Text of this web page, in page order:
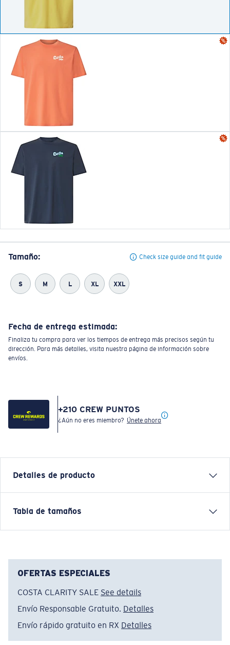
Tamaño: Check size guide and fit guide
S M L XL XXL
Fecha de entrega estimada:
Finaliza tu compra para ver los tiempos de entrega más precisos según tu
dirección. Para más detalles, visita nuestra página de información sobre
envíos.
+210 CREW PUNTOS
¿Aún no eres miembro? Únete ahora
Detalles de producto
Inspired by water and fueled by adventure, Costa T-
Artículo n.°:FQA401307-51C
Tamaño:S
Tabla de tamaños
OFERTAS ESPECIALES
COSTA CLARITY SALE See details
Envío Responsable Gratuito. Detalles
Envío rápido gratuito en RX Detalles